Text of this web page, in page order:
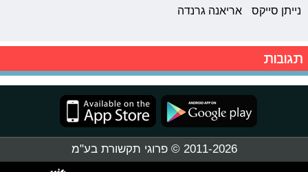
נייתן סייקס אריאנה גרנדה
תגובות
2011-2026 © פרוגי תקשורת בע"מ